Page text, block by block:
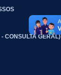
CONSULTA GERAL)